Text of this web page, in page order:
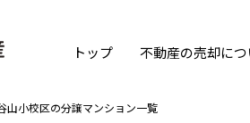
トップ 不動産の売却に
山小校区の分譲マンション一覧